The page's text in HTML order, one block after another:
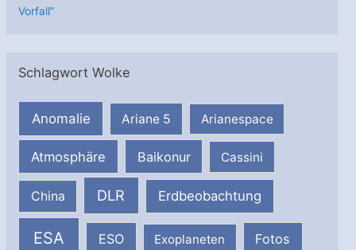
Vorfall”
Schlagwort Wolke
Anomalie Ariane 5 Arianespace
Atmosphäre Baikonur Cassini
China DLR Erdbeobachtung
ESA ESO Exoplaneten Fotos